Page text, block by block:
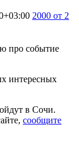
2000 от 2
про событие
интересных
в Сочи.
сообщите